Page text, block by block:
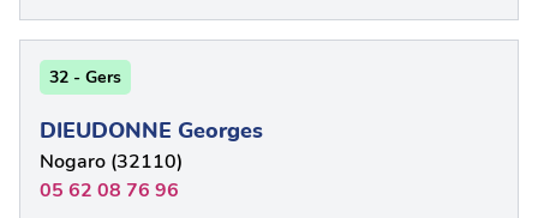
32 - Gers
DIEUDONNE Georges
Nogaro (32110)
05 62 08 76 96